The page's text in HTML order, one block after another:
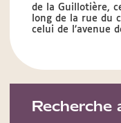
de la Guillotière,
long de la rue du
celui de l’avenue
Recherche